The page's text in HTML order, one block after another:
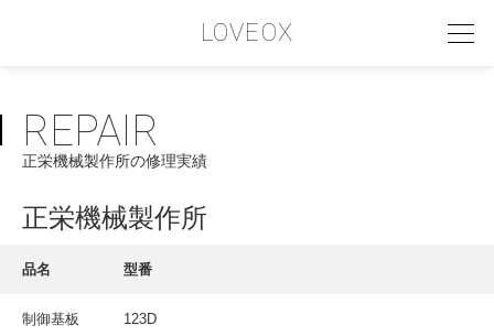
LOVEOX
PHILOSOPHY
フィロソフィー
COMPANY PROFILE
REPAIR
正栄機械製作所の修理実績
正栄機械製作所
品名 型番
制御基板 123D